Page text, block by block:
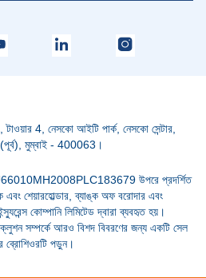
4, নেসকো আইটি পার্ক, নেসকো সেন্টার,
(পূর্ব), মুম্বাই - 400063।
উপরে প্রদর্শিত
শেয়ারহোল্ডার, ব্যাঙ্ক অফ বরোদার এবং
কোম্পানি লিমিটেড দ্বারা ব্যবহৃত হয়।
সম্পর্কে আরও বিশদ বিবরণের জন্য একটি সেল
ব্রোশিওরটি পড়ুন।